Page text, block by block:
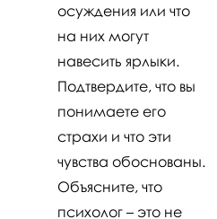
осуждения или что
на них могут
навесить ярлыки.
Подтвердите, что вы
понимаете его
страхи и что эти
чувства обоснованы.
Объясните, что
психолог – это не